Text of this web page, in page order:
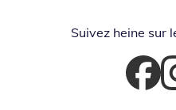
Suivez heine sur
Opent